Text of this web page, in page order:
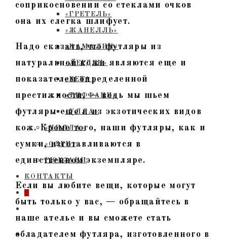
«ГРЕТЕЛЬ»
«ЖАНЕЛЛЬ»
«КАМАЛИЯ»
«ЛЕРДЕН»
«РЕТА»
«ТИФФАНИ»
«УЛЛА»
«ЧИЛЛА»
«ОДРИ»
РЮКЗАКИ
КОНТАКТЫ
0
ПЕРЕКЛЮЧИТЬ
ПОИСК
ПО
соприкосновении со стеклами очков
она их слегка шлифует.
Надо сказать, что футляры из
натуральной кожи являются еще и
показателем определенной
престижности, — ведь мы шьем
футляры еще и из экзотических видов
кож. Кроме того, наши футляры, как и
сумки, изготавливаются в
единственном экземпляре.
Если вы любите вещи, которые могут
быть только у вас, — обращайтесь в
наше ателье и вы сможете стать
обладателем футляра, изготовленного в